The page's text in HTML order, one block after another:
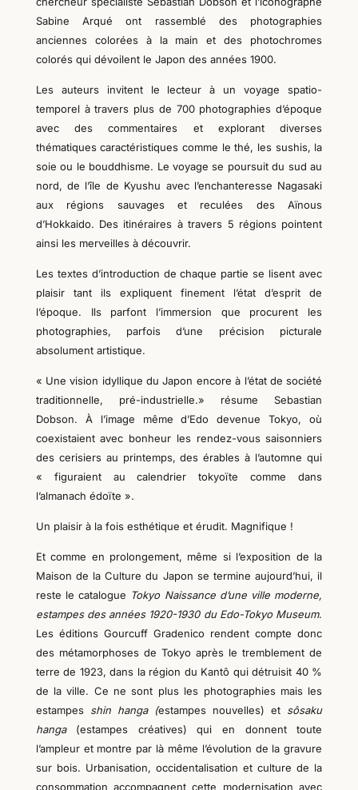
Sabine Arqué ont rassemblé des photographies
anciennes colorées à la main et des photochromes
colorés qui dévoilent le Japon des années 1900.
Les auteurs invitent le lecteur à un voyage spatio-
temporel à travers plus de 700 photographies d’époque
avec des commentaires et explorant diverses
thématiques caractéristiques comme le thé, les sushis, la
soie ou le bouddhisme. Le voyage se poursuit du sud au
nord, de l’île de Kyushu avec l’enchanteresse Nagasaki
aux régions sauvages et reculées des Aïnous
d’Hokkaido. Des itinéraires à travers 5 régions pointent
ainsi les merveilles à découvrir.
Les textes d’introduction de chaque partie se lisent avec
plaisir tant ils expliquentfinement l’état d’esprit de
l’époque. Ils parfont l’immersion que procurent les
photographies, parfois d’une précision picturale
absolument artistique.
« Une vision idyllique du Japon encore à l’état de société
traditionnelle, pré-industrielle.» résume Sebastian
Dobson. À l’image même d’Edo devenue Tokyo, où
coexistaient avec bonheur les rendez-vous saisonniers
des cerisiers au printemps, des érables à l’automne qui
« figuraient au calendrier tokyoïte comme dans
l’almanach édoïte ».
Un plaisir à la fois esthétique et érudit. Magnifique !
Et comme en prolongement, même si l’exposition de la
Maison de la Culture du Japon se termine aujourd’hui, il
reste le catalogue Tokyo Naissance d’une ville moderne,
estampes des années 1920-1930 du Edo-Tokyo Museum.
Les éditions Gourcuff Gradenico rendent compte donc
des métamorphoses de Tokyo après le tremblement de
terre de 1923, dans la région du Kantô qui détruisit 40 %
de la ville. Ce ne sont plus les photographies mais les
estampes shin hanga (estampes nouvelles) et sôsaku
hanga(estampes créatives) qui en donnent toute
l’ampleur et montre par là même l’évolution de la gravure
sur bois. Urbanisation, occidentalisation et culture de la
consommation accompagnent cette modernisation avec